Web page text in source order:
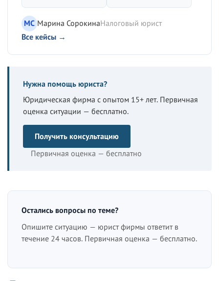
МС Марина СорокинаНалоговый юрист
Все кейсы →
Нужна помощь юриста?
Юридическая фирма с опытом 15+ лет. Первичная
оценка ситуации — бесплатно.
Получить консультацию
Первичная оценка — бесплатно
Остались вопросы по теме?
Опишите ситуацию — юрист фирмы ответит в
течение 24 часов. Первичная оценка — бесплатно.